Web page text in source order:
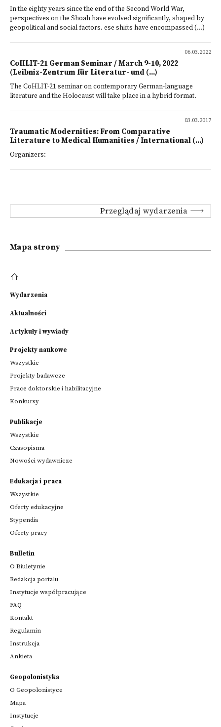
In the eighty years since the end of the Second World War,
perspectives on the Shoah have evolved significantly, shaped by
geopolitical and social factors. ese shifts have encompassed (...)
06.03.2022
CoHLIT-21 German Seminar / March 9-10, 2022
(Leibniz-Zentrum für Literatur- und (...)
The CoHLIT-21 seminar on contemporary German-language
literature and the Holocaust will take place in a hybrid format.
03.03.2017
Traumatic Modernities: From Comparative
Literature to Medical Humanities / International (...)
Organizers:
Przeglądaj wydarzenia
Mapa strony
Wydarzenia
Aktualności
Artykuły i wywiady
Projekty naukowe
Wszystkie
Projekty badawcze
Prace doktorskie i habilitacyjne
Konkursy
Publikacje
Wszystkie
Czasopisma
Nowości wydawnicze
Edukacja i praca
Wszystkie
Oferty edukacyjne
Stypendia
Oferty pracy
Bulletin
O Biuletynie
Redakcja portalu
Instytucje współpracujące
FAQ
Kontakt
Regulamin
Instrukcja
Ankieta
Geopolonistyka
O Geopolonistyce
Mapa
Instytucje